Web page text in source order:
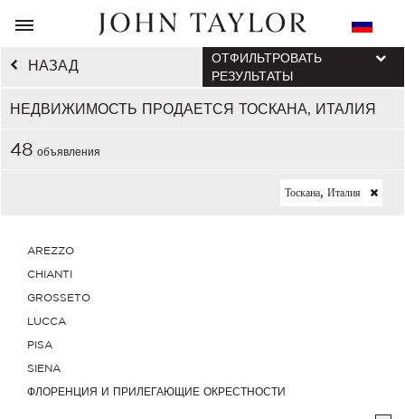
НАЗАД
НЕДВИЖИМОСТЬ ПРОДАЕТСЯ ТОСКАНА, ИТАЛИЯ
ОТФИЛЬТРОВАТЬ
РЕЗУЛЬТАТЫ
48 объявления
Тоскана, Италия
AREZZO
CHIANTI
GROSSETO
LUCCA
PISA
SIENA
ФЛОРЕНЦИЯ И ПРИЛЕГАЮЩИЕ ОКРЕСТНОСТИ